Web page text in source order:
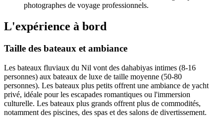
photographes de voyage professionnels.
L'expérience à bord
Taille des bateaux et ambiance
Les bateaux fluviaux du Nil vont des dahabiyas intimes (8-16
personnes) aux bateaux de luxe de taille moyenne (50-80
personnes). Les bateaux plus petits offrent une ambiance de yacht
privé, idéale pour les escapades romantiques ou l'immersion
culturelle. Les bateaux plus grands offrent plus de commodités,
notamment des piscines, des spas et des salons de divertissement.